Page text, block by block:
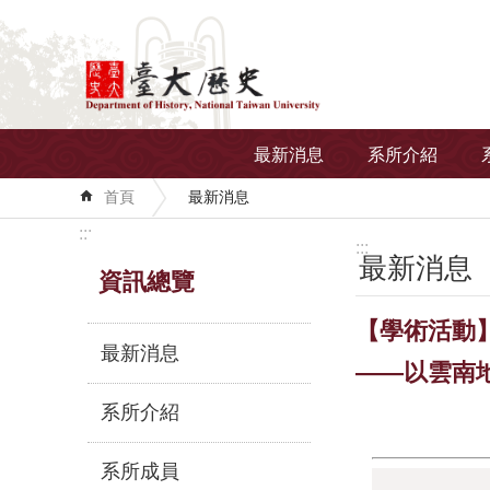
跳到主要內容區塊
最新消息 系所介紹
首頁 最新消息
:::
資訊總覽
最新消息
系所介紹
系所成員
:::
最新消息
【學術活
——以雲南